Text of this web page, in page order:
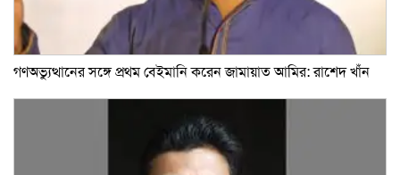
গণঅভ্যুত্থানের সঙ্গে প্রথম বেইমানি করেন জামায়াত আমির: রাশেদ খাঁন